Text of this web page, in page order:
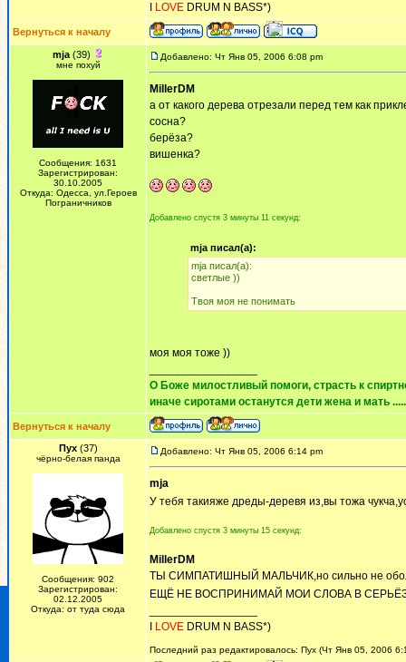
LOVE DRUM N BASS*)
Вернуться к началу
mja (39)
мне похуй
Сообщения: 1631
Зарегистрирован:
30.10.2005
Откуда: Одесса, ул.Героев
Пограничников
Добавлено: Чт Янв 05, 2006 6:08 pm
MillerDM
а от какого дерева отрезали перед тем как
сосна?
берёза?
вишенка?
Добавлено спустя 3 минуты 11 секунд:
mja писал(а):
mja писал(а):
cветлые ))
Твоя моя не понимать
моя моя тоже ))
О Боже милостливый помоги, страсть к
иначе сиротами останутся дети жена и мать
Вернуться к началу
Пух(37)
чёрно-белая панда
Сообщения: 902
Зарегистрирован:
02.12.2005
Откуда: от туда сюда
Добавлено: Чт Янв 05, 2006 6:14 pm
mja
У тебя такияже дреды-деревя из,вы тожа
Добавлено спустя 3 минуты 15 секунд:
MillerDM
ТЫ СИМПАТИШНЫЙ МАЛЬЧИК,но сильно не
ЕЩЁ НЕ ВОСПРИНИМАЙ МОИ СЛОВА В
LOVE DRUM N BASS*)
Последний раз редактировалось: Пух (Чт Янв 05, 2006